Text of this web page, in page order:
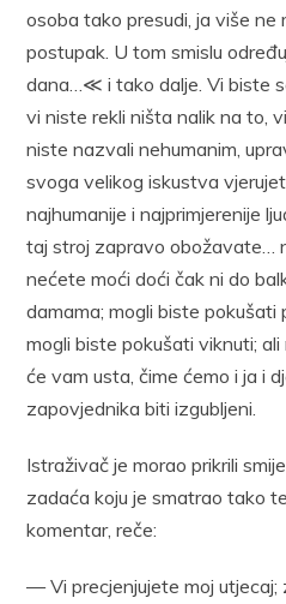
osoba tako presudi, ja više
postupak. U tom smislu
dana…≪ i tako dalje. Vi biste
vi niste rekli ništa nalik na to,
niste nazvali nehumanim,
svoga velikog iskustva
najhumanije i najprimjerenije
taj stroj zapravo obožavate…
nećete moći doći čak ni do
damama; mogli biste pokušati
mogli biste pokušati viknuti;
će vam usta, čime ćemo i ja i
zapovjednika biti izgubljeni.
Istraživač je morao prikrili
zadaća koju je smatrao tako
komentar, reče:
— Vi precjenjujete moj utjecaj;